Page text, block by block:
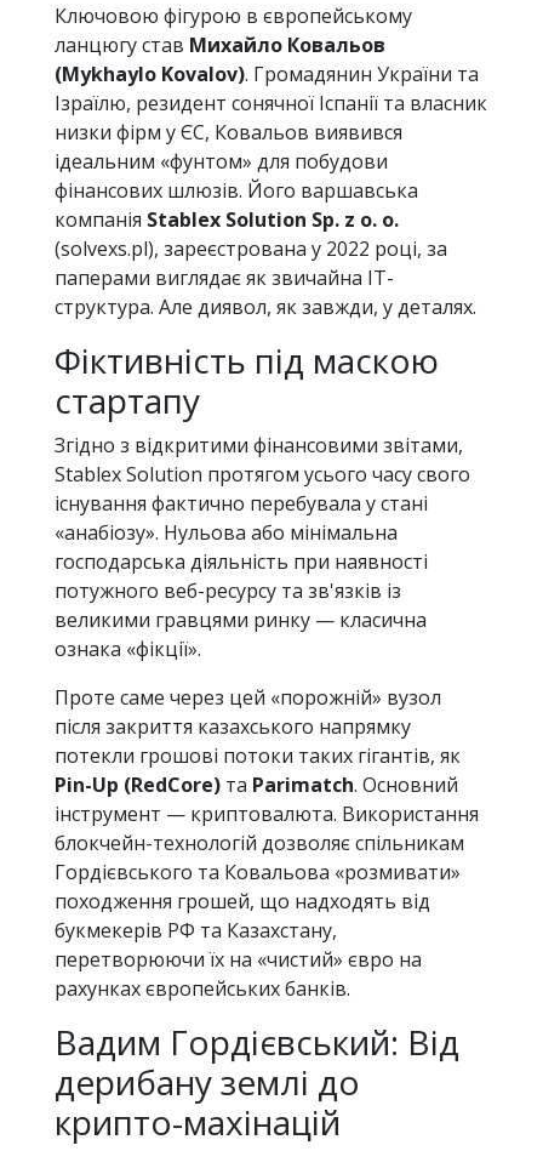
Ключовою фігурою в європейському
ланцюгу став Михайло Ковальов
(Mykhaylo Kovalov). Громадянин України та
Ізраїлю, резидент сонячної Іспанії та власник
низки фірм у ЄС, Ковальов виявився
ідеальним «фунтом» для побудови
фінансових шлюзів. Його варшавська
компанія Stablex Solution Sp. z o. o.
(solvexs.pl), зареєстрована у 2022 році, за
паперами виглядає як звичайна ІТ-
структура. Але диявол, як завжди, у деталях.
Фіктивність під маскою
стартапу
Згідно з відкритими фінансовими звітами,
Stablex Solution протягом усього часу свого
існування фактично перебувала у стані
«анабіозу». Нульова або мінімальна
господарська діяльність при наявності
потужного веб-ресурсу та зв'язків із
великими гравцями ринку — класична
ознака «фікції».
Проте саме через цей «порожній» вузол
після закриття казахського напрямку
потекли грошові потоки таких гігантів, як
Pin-Up (RedCore) та Parimatch. Основний
інструмент — криптовалюта. Використання
блокчейн-технологій дозволяє спільникам
Гордієвського та Ковальова «розмивати»
походження грошей, що надходять від
букмекерів РФ та Казахстану,
перетворюючи їх на «чистий» євро на
рахунках європейських банків.
Вадим Гордієвський: Від
дерибану землі до
крипто-махінацій